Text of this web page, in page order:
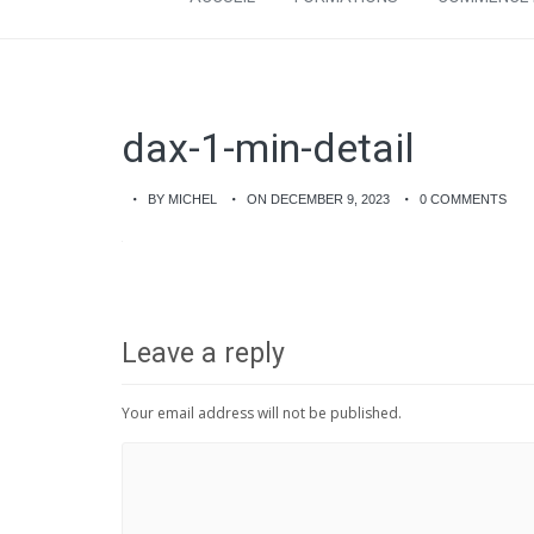
dax-1-min-detail
BY MICHEL ON DECEMBER 9, 2023 0 COMMENTS
Leave a reply
Your email address will not be published.